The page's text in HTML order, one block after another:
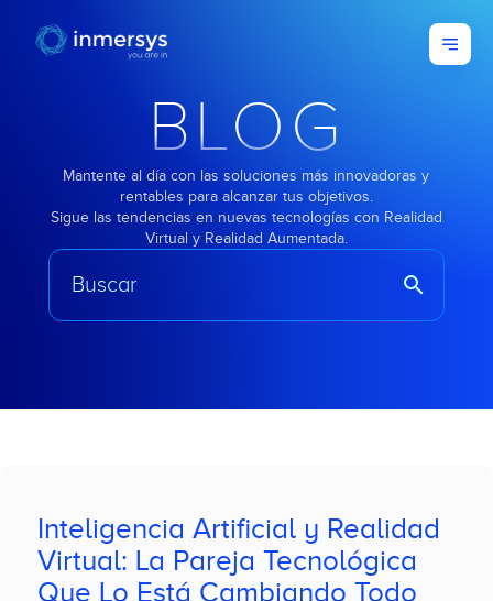
BLOG
Mantente al día con las soluciones más innovadoras y
rentables para alcanzar tus objetivos.
Sigue las tendencias en nuevas tecnologías con Realidad
Virtual y Realidad Aumentada.
search
Inteligencia Artificial y Realidad
Virtual: La Pareja Tecnológica
Que Lo Está Cambiando Todo